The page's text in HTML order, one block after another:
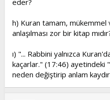
eder?
h) Kuran tamam, mükemmel
anlaşılması zor bir kitap
ı) "... Rabbini yalnızca
kaçarlar." (17:46) ayetindeki
neden değiştirip anlam